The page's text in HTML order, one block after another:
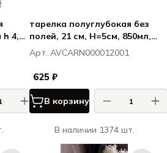
h 4,3
тарелка полуглубокая без
полей, 21 см, H=5см, 850мл,
Витал Куп / Vital Coupe
Арт. AVCARN000012001
625 ₽
В корзину
В наличии 1374 шт.